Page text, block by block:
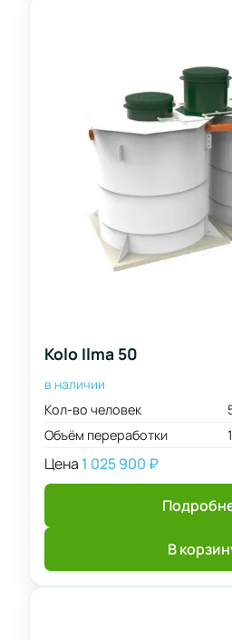
Kolo Ilma 50
в наличии
Кол-во человек
Объём переработки
Цена 1 025 900 ₽
В